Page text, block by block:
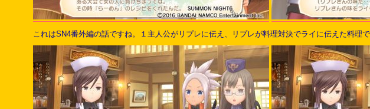
これはSN4番外編の話ですね。１主人公がリプレに伝え、リプレが料理対決でライに伝えた料理